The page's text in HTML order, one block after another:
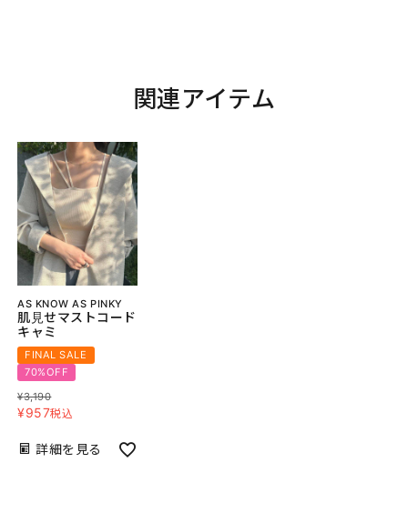
関連アイテム
AS KNOW AS PINKY
肌見せマストコード
キャミ
FINAL SALE
70%OFF
¥3,190
¥957税込
詳細を見る